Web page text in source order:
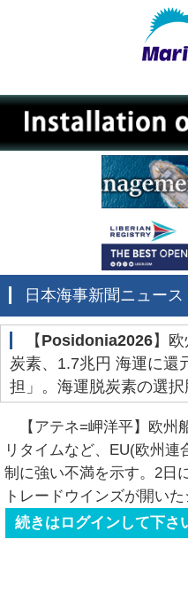
日本海事新聞ニュース
‌【 Posidonia2026】
炭素、1.7兆円 海運に還
担」。海運脱炭素の選
【アテネ=岬洋平】欧州
リタイムなど、EU(欧州
制に強い不満を示す。2日
トレードウインズが開い
続きはログインして下さ